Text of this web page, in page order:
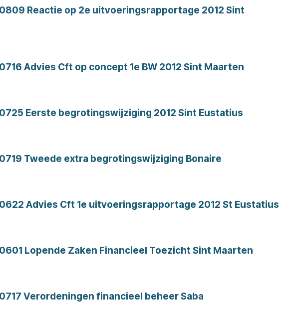
Reactie op 2e uitvoeringsrapportage 2012 Sint
Advies Cft op concept 1e BW 2012 Sint Maarten
Eerste begrotingswijziging 2012 Sint Eustatius
Tweede extra begrotingswijziging Bonaire
Advies Cft 1e uitvoeringsrapportage 2012 St Eustatius
Lopende Zaken Financieel Toezicht Sint Maarten
Verordeningen financieel beheer Saba